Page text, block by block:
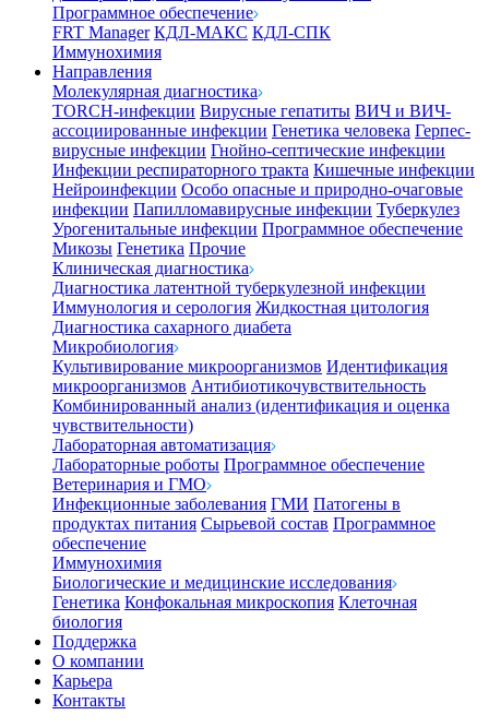
Программное обеспечение
FRT Manager КДЛ-МАКС КДЛ-СПК
Иммунохимия
Направления
Молекулярная диагностика
TORCH-инфекции Вирусные гепатиты ВИЧ и ВИЧ-
ассоциированные инфекции Генетика человека Герпес-
вирусные инфекции Гнойно-септические инфекции
Инфекции респираторного тракта Кишечные инфекции
Нейроинфекции Особо опасные и природно-очаговые
инфекции Папилломавирусные инфекции Туберкулез
Урогенитальные инфекции Программное обеспечение
Микозы Генетика Прочие
Клиническая диагностика
Диагностика латентной туберкулезной инфекции
Иммунология и серология Жидкостная цитология
Диагностика сахарного диабета
Микробиология
Культивирование микроорганизмов Идентификация
микроорганизмов Антибиотикочувствительность
Комбинированный анализ (идентификация и оценка
чувствительности)
Лабораторная автоматизация
Лабораторные роботы Программное обеспечение
Ветеринария и ГМО
Инфекционные заболевания ГМИ Патогены в
продуктах питания Сырьевой состав Программное
обеспечение
Иммунохимия
Биологические и медицинские исследования
Генетика Конфокальная микроскопия Клеточная
биология
Поддержка
О компании
Карьера
Контакты